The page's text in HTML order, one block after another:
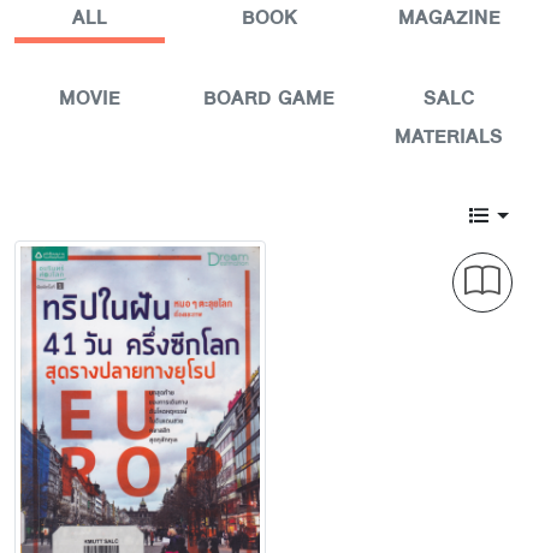
ALL BOOK MAGAZINE
MOVIE BOARD GAME
SALC
MATERIALS